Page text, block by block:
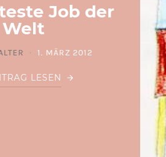
Job der
Welt
POSTED ON
1. MÄRZ 2012
LESEN